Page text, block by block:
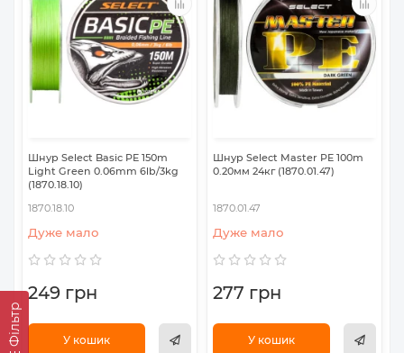
Фільтр
Шнур Select Basic PE 150m
Light Green 0.06mm 6lb/3kg
(1870.18.10)
1870.18.10
Дуже мало
249 грн
У кошик
Шнур Select Master PE 100m
0.20мм 24кг (1870.01.47)
1870.01.47
Дуже мало
277 грн
У кошик